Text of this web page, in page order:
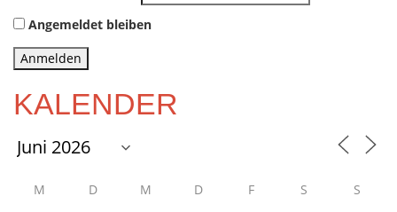
Angemeldet bleiben
Anmelden
KALENDER
M D M D F S S